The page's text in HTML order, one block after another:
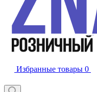
Избранные товары 0